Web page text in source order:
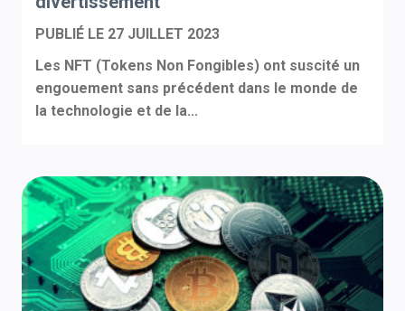
PUBLIÉ LE 27 JUILLET 2023
Les NFT (Tokens Non Fongibles) ont suscité un
engouement sans précédent dans le monde de
la technologie et de la...